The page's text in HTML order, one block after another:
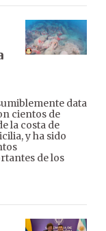
data
cientos de
la costa de
y ha sido
de los